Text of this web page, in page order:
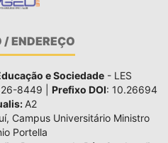
ENDEREÇO
e Sociedade - LES
8449 | Prefixo DOI: 10.26694
A2
Campus Universitário Ministro
Portella